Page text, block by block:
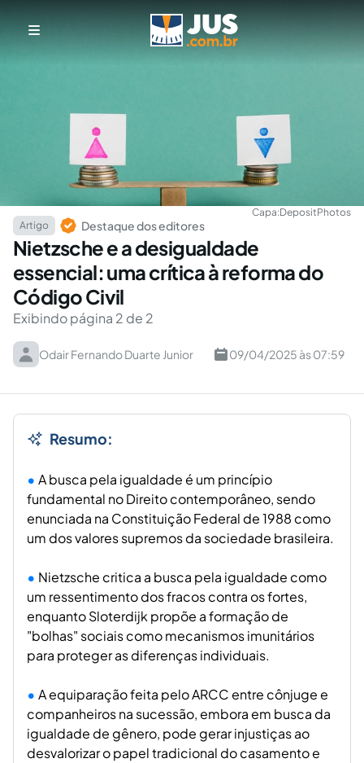
Capa:DepositPhotos
Artigo
Destaque dos editores
Nietzsche e a desigualdade
essencial: uma crítica à reforma do
Código Civil
Exibindo página 2 de 2
Odair Fernando Duarte Junior 09/04/2025 às 07:59
Resumo:
A busca pela igualdade é um princípio
fundamental no Direito contemporâneo, sendo
enunciada na Constituição Federal de 1988 como
um dos valores supremos da sociedade brasileira.
Nietzsche critica a busca pela igualdade como
um ressentimento dos fracos contra os fortes,
enquanto Sloterdijk propõe a formação de
"bolhas" sociais como mecanismos imunitários
para proteger as diferenças individuais.
A equiparação feita pelo ARCC entre cônjuge e
companheiros na sucessão, embora em busca da
igualdade de gênero, pode gerar injustiças ao
desvalorizar o papel tradicional do casamento e